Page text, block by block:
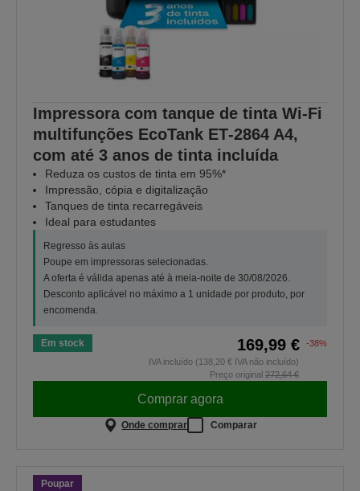
Impressora com tanque de tinta Wi-Fi
multifunções EcoTank ET‑2864 A4,
com até 3 anos de tinta incluída
Reduza os custos de tinta em 95%*
Impressão, cópia e digitalização
Tanques de tinta recarregáveis
Ideal para estudantes
Regresso às aulas
Poupe em impressoras selecionadas.
A oferta é válida apenas até à meia-noite de 30/08/2026.
Desconto aplicável no máximo a 1 unidade por produto, por
encomenda.
Em stock 169,99 €
-38%
IVA incluído (138,20 € IVA não incluído)
Preço original 272,64 €
Comprar agora
Onde comprar Comparar
Poupar